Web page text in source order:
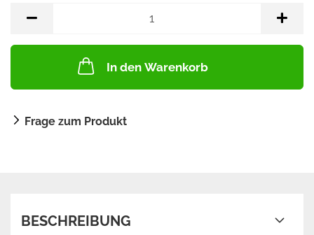
In den Warenkorb
Frage zum Produkt
BESCHREIBUNG